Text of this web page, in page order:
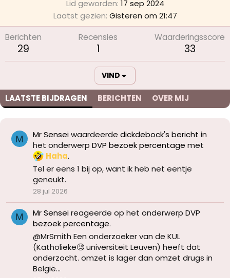
Lid geworden 17 sep 2024
Laatst gezien Gisteren om 21:47
Berichten
29
Recensies
1
Waarderingsscore
33
VIND
LAATSTE BIJDRAGEN BERICHTEN OVER MIJ
M Mr Senseiwaardeerde dickdebock's bericht in
het onderwerp DVP bezoek percentage met
Haha.
Tel er eens 1 bij op, want ik heb net eentje
geneukt.
28 jul 2026
M Mr Senseireageerde op het onderwerp DVP
bezoek percentage.
@MrSmith Een onderzoeker van de KUL
(Katholieke🧐 universiteit Leuven) heeft dat
onderzocht. omzet is lager dan omzet drugs in
België...